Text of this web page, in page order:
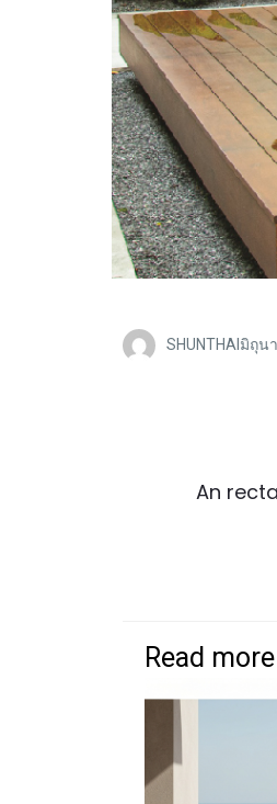
SHUNTHAI มิถุน
An
Read more